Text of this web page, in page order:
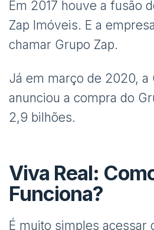
Em 2017 houve a fusão
Zap Imóveis. E a
chamar Grupo Zap.
Já em março de 2020, a
anunciou a compra do
2,9 bilhões.
Viva Real:
Funciona?
É muito simples acessar